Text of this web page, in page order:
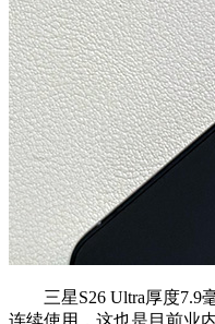
三星S26 Ultra厚度7.9毫
连续使用，这也是目前业